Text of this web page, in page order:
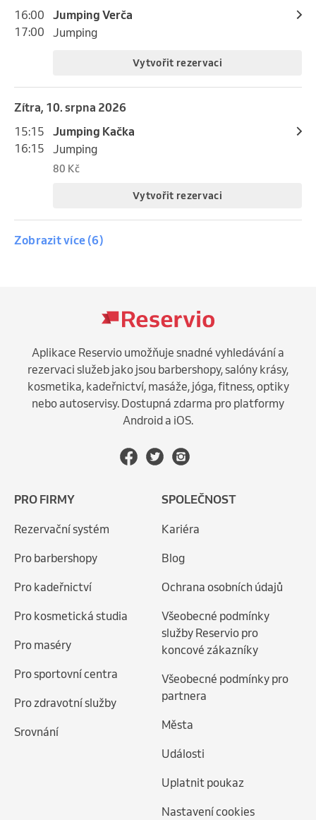
16:00
17:00
Jumping Verča
Jumping
Vytvořit rezervaci
Zítra, 10. srpna 2026
15:15
16:15
Jumping Kačka
Jumping
80 Kč
Vytvořit rezervaci
Zobrazit více (6)
Vytvořit rezervaci
středa, 12. srpna 2026
Jumping Verča
neděle, 16. srpna 2026
17:00 Jumping
Vytvořit rezervaci
pondělí, 17. srpna 2026
16:15 Jumping
80 Kč
Vytvořit rezervaci
Aplikace Reservio umožňuje snadné vyhledávání a
rezervaci služeb jako jsou barbershopy, salóny krásy,
kosmetika, kadeřnictví, masáže, jóga, fitness, optiky
nebo autoservisy. Dostupná zdarma pro platformy
Android a iOS.
PRO FIRMY
Rezervační systém
Pro barbershopy
Pro kadeřnictví
Pro kosmetická studia
Pro maséry
Pro sportovní centra
Pro zdravotní služby
Srovnání
SPOLEČNOST
Kariéra
Blog
Ochrana osobních údajů
Všeobecné podmínky
služby Reservio pro
koncové zákazníky
Všeobecné podmínky pro
partnera
Města
Události
Uplatnit poukaz
Nastavení cookies